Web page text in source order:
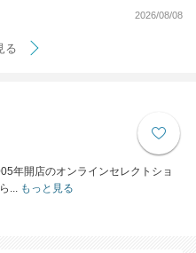
2026/08/08
る
年開店のオンラインセレクトショ
...もっと見る